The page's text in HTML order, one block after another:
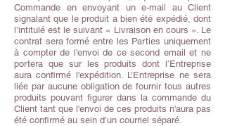
Commande en envoyant un e-mail au Client
signalant que le produit a bien été expédié, dont
l’intitulé est le suivant « Livraison en cours ». Le
contrat sera formé entre les Parties uniquement
à compter de l'envoi de ce second email et ne
portera que sur les produits dont l’Entreprise
aura confirmé l'expédition. L’Entreprise ne sera
liée par aucune obligation de fournir tous autres
produits pouvant figurer dans la commande du
Client tant que l'envoi de ces produits n'aura pas
été confirmé au sein d’un courriel séparé.